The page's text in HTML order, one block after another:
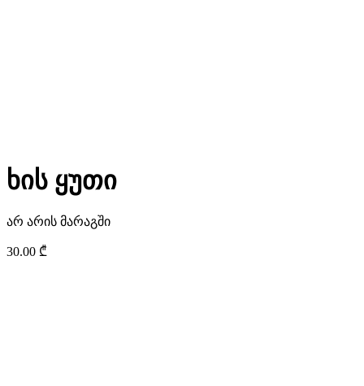
ხის ყუთი
არ არის მარაგში
30.00 ₾